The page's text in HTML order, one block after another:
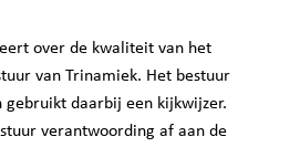
over de kwaliteit van het
van Trinamiek. Het bestuur
gebruikt daarbij een kijkwijzer.
verantwoording af aan de